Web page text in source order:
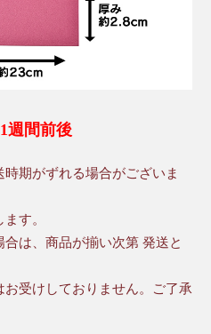
週間前後
期がずれる場合がございま
す。
は、商品が揃い次第 発送と
受けしておりません。ご了承